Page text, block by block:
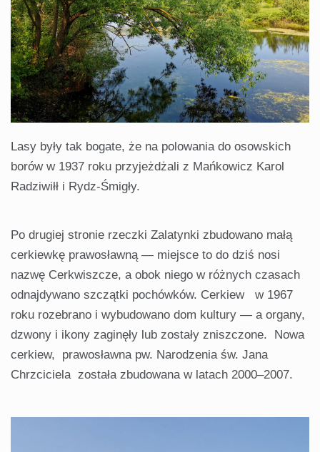
Lasy były tak bogate, że na polowania do osowskich
borów w 1937 roku przyjeżdżali z Mańkowicz Karol
Radziwiłł i Rydz-Śmigły.
Po drugiej stronie rzeczki Zalatynki zbudowano małą
cerkiewkę prawosławną — miejsce to do dziś nosi
nazwę Cerkwiszcze, a obok niego w różnych czasach
odnajdywano szczątki pochówków. Cerkiew w 1967
roku rozebrano i wybudowano dom kultury — a organy,
dzwony i ikony zaginęły lub zostały zniszczone. Nowa
cerkiew, prawosławna pw. Narodzenia św. Jana
Chrzciciela została zbudowana w latach 2000–2007.